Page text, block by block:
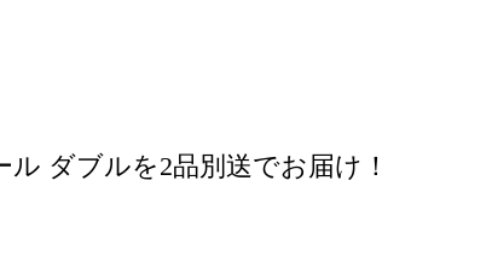
ダブルを2品別送でお届け！